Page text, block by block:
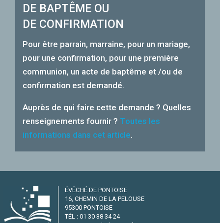
DE BAPTÊME OU
DE CONFIRMATION
Pour être parrain, marraine, pour un mariage,
pour une confirmation, pour une première
communion, un acte de baptême et /ou de
confirmation est demandé.
Auprès de qui faire cette demande ? Quelles
renseignements fournir ? Toutes les
informations dans cet article.
ÉVÊCHÉ DE PONTOISE
16, CHEMIN DE LA PELOUSE
95300 PONTOISE
TÉL : 01 30 38 34 24